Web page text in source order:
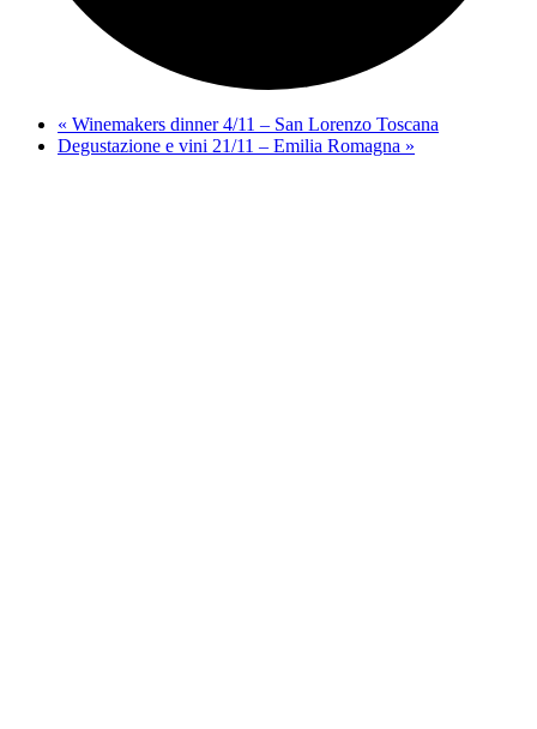
« Winemakers dinner 4/11 – San Lorenzo Toscana
Degustazione e vini 21/11 – Emilia Romagna »